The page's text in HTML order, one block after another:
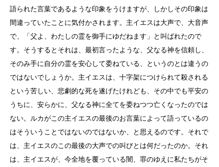
語られた言葉であるような印象をうけますが、しかしその印象は
間違っていたことに気付かされます。主イエスは大声で、大音声
で、「父よ、わたしの霊を御手にゆだねます」と叫ばれたので
す。そうするとそれは、最初言ったような、父なる神を信頼し、
そのみ手に自分の霊を安心して委ねている、というのとは違うの
ではないでしょうか。主イエスは、十字架につけられて殺される
という苦しい、悲劇的な死を遂げたけれども、その中でも平安の
うちに、安らかに、父なる神に全てを委ねつつ亡くなったのでは
ない。ルカがこの主イエスの最後のお言葉によって語っているの
はそういうことではないのではないか、と思えるのです。それで
は、主イエスのこの最後の大声での叫びとは何だったのか。それ
は、主イエスが、今全地を覆っている闇、罪のゆえに私たちがそ